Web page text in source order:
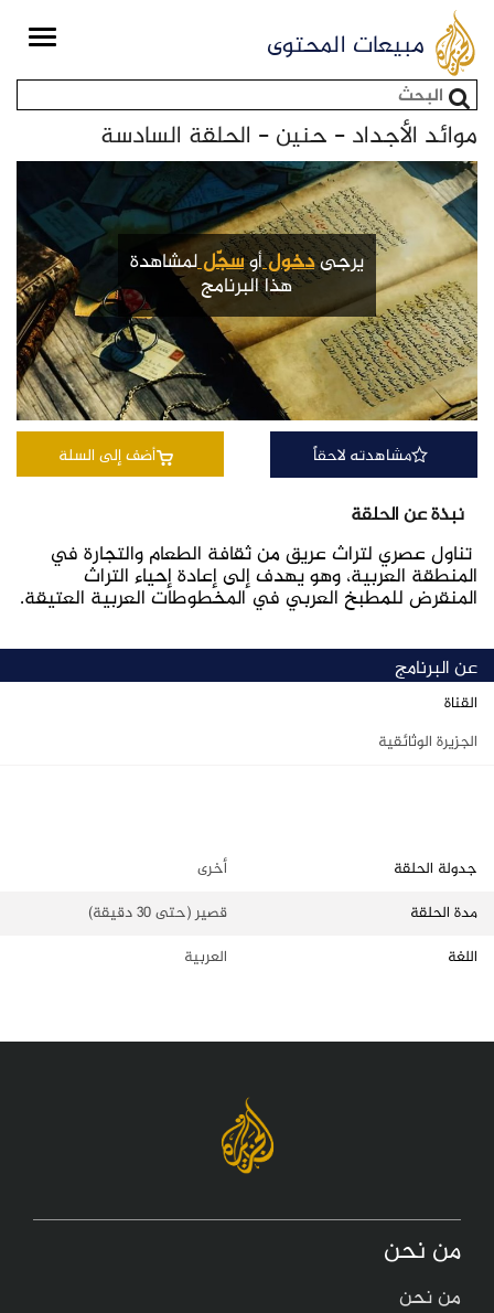
مبيعات المحتوى Toggle
استمارة البحث
موائد الأجداد - حنين - الحلقة السادسة
يرجىدخولأوسجّللمشاهدة
هذا البرنامج
أضف إلى السلة مشاهدته لاحقاً
نبذة عن الحلقة
تناول عصري لتراث عريق من ثقافة الطعام والتجارة في
المنطقة العربية، وهو يهدف إلى إعادة إحياء التراث
المنقرض للمطبخ العربي في المخطوطات العربية العتيقة.
عن البرنامج
القناة
الجزيرة الوثائقية
جدولة الحلقة
أخرى
مدة الحلقة
قصير (حتى 30 دقيقة)
اللغة
العربية
من نحن
من نحن